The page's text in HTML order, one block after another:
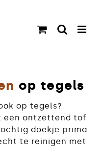
op tegels
op tegels?
een ontzettend tof
doekje prima
te reinigen met